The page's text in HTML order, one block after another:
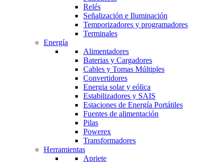
Relés
Señalización e Iluminación
Temporizadores y programadores
Terminales
Energía
Alimentadores
Baterias y Cargadores
Cables y Tomas Múltiples
Convertidores
Energia solar y eólica
Estabilizadores y SAIS
Estaciones de Energía Portátiles
Fuentes de alimentación
Pilas
Powerex
Transformadores
Herramientas
Apriete